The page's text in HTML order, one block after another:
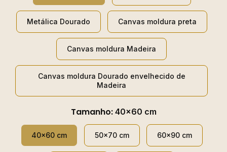
Metálica Dourado Canvas moldura preta
Canvas moldura Madeira
Canvas moldura Dourado envelhecido de
Madeira
Tamanho: 40x60 cm
40x60 cm 50x70 cm 60x90 cm